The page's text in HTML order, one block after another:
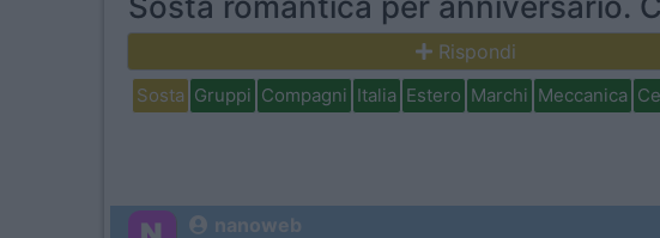
Rispondi
Sosta Gruppi Compagni Italia Estero Marchi Meccanica
nanoweb